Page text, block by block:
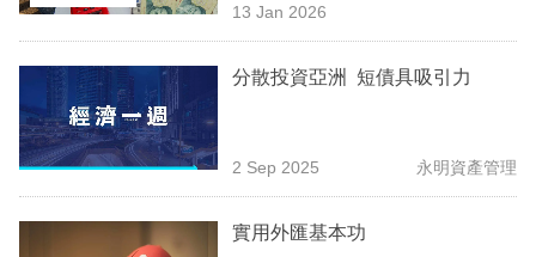
資
樓
市
理
商
13 Jan 2026
分散投資亞洲 短債具吸引力
2 Sep 2025 永明資產管理
實用外匯基本功